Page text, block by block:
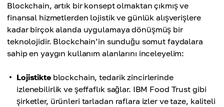
Blockchain, artık bir konsept olmaktan çıkmış ve
finansal hizmetlerden lojistik ve günlük alışverişlere
kadar birçok alanda uygulamaya dönüşmüş bir
teknolojidir. Blockchain’in sunduğu somut faydalara
sahip en yaygın kullanım alanlarını inceleyelim:
Lojistikteblockchain, tedarik zincirlerinde
izlenebilirlik ve şeffaflık sağlar. IBM Food Trust gibi
şirketler, ürünleri tarladan raflara izler ve taze, kaliteli